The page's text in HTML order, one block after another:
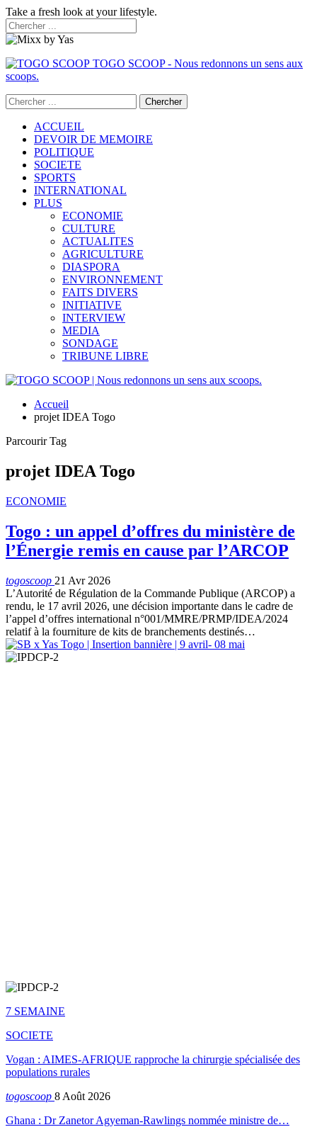
Take a fresh look at your lifestyle.
TOGO SCOOP - Nous redonnons un sens aux
scoops.
ACCUEIL
DEVOIR DE MEMOIRE
POLITIQUE
SOCIETE
SPORTS
INTERNATIONAL
PLUS
ECONOMIE
CULTURE
ACTUALITES
AGRICULTURE
DIASPORA
ENVIRONNEMENT
FAITS DIVERS
INITIATIVE
INTERVIEW
MEDIA
SONDAGE
TRIBUNE LIBRE
Accueil
projet IDEA Togo
Parcourir Tag
projet IDEA Togo
ECONOMIE
Togo : un appel d’offres du ministère de
l’Énergie remis en cause par l’ARCOP
togoscoop 21 Avr 2026
L’Autorité de Régulation de la Commande Publique (ARCOP) a
rendu, le 17 avril 2026, une décision importante dans le cadre de
l’appel d’offres international n°001/MMRE/PRMP/IDEA/2024
relatif à la fourniture de kits de branchements destinés…
7 SEMAINE
SOCIETE
Vogan : AIMES-AFRIQUE rapproche la chirurgie spécialisée des
populations rurales
togoscoop 8 Août 2026
Ghana : Dr Zanetor Agyeman-Rawlings nommée ministre de…